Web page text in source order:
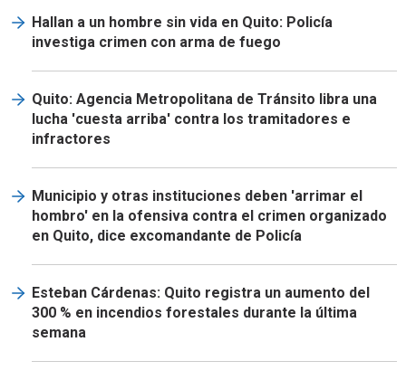
Hallan a un hombre sin vida en Quito: Policía
investiga crimen con arma de fuego
Quito: Agencia Metropolitana de Tránsito libra una
lucha 'cuesta arriba' contra los tramitadores e
infractores
Municipio y otras instituciones deben 'arrimar el
hombro' en la ofensiva contra el crimen organizado
en Quito, dice excomandante de Policía
Esteban Cárdenas: Quito registra un aumento del
300 % en incendios forestales durante la última
semana